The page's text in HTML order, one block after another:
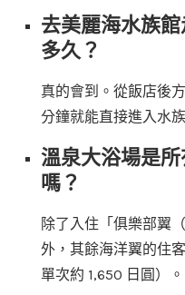
去美麗海水族
多久？
真的會到。從飯店後
分鐘就能直接進入水
溫泉大浴場是
嗎？
除了入住「俱樂部翼
外，其餘海洋翼的住
單次約 1,650 日圓）。